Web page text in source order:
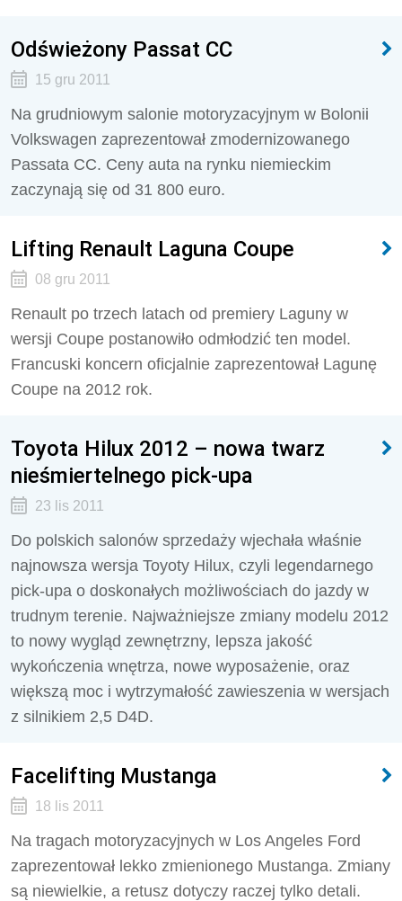
Odświeżony Passat CC
15 gru 2011
Na grudniowym salonie motoryzacyjnym w Bolonii
Volkswagen zaprezentował zmodernizowanego
Passata CC. Ceny auta na rynku niemieckim
zaczynają się od 31 800 euro.
Lifting Renault Laguna Coupe
08 gru 2011
Renault po trzech latach od premiery Laguny w
wersji Coupe postanowiło odmłodzić ten model.
Francuski koncern oficjalnie zaprezentował Lagunę
Coupe na 2012 rok.
Toyota Hilux 2012 – nowa twarz
nieśmiertelnego pick-upa
23 lis 2011
Do polskich salonów sprzedaży wjechała właśnie
najnowsza wersja Toyoty Hilux, czyli legendarnego
pick-upa o doskonałych możliwościach do jazdy w
trudnym terenie. Najważniejsze zmiany modelu 2012
to nowy wygląd zewnętrzny, lepsza jakość
wykończenia wnętrza, nowe wyposażenie, oraz
większą moc i wytrzymałość zawieszenia w wersjach
z silnikiem 2,5 D4D.
Facelifting Mustanga
18 lis 2011
Na tragach motoryzacyjnych w Los Angeles Ford
zaprezentował lekko zmienionego Mustanga. Zmiany
są niewielkie, a retusz dotyczy raczej tylko detali.